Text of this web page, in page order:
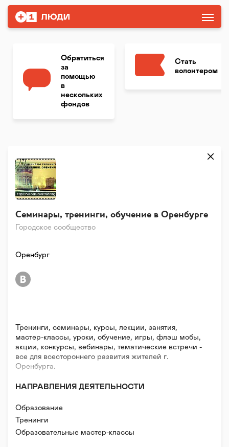
Обратиться
за
помощью
в
нескольких
фондов
Стать
волонтером
Городское сообщество
Семинары, тренинги, обучение в Оренбурге
Тренинги, семинары, курсы, лекции, занятия,
мастер-классы, уроки, обучение, игры, флэш мобы,
акции, конкурсы, вебинары, тематические встречи -
все для всестороннего развития жителей г.
Оренбурга.
НАПРАВЛЕНИЯ ДЕЯТЕЛЬНОСТИ
Образование
Тренинги
Образовательные мастер-классы
Оренбург